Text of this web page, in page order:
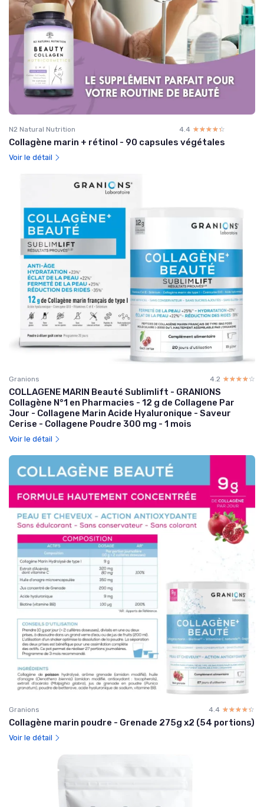
N2 Natural Nutrition 4.4 ☆☆☆☆☆
★★★★★
Collagène marin + rétinol - 90 capsules végétales
Voir le détail
Granions 4.2 ☆☆☆☆☆
★★★★★
COLLAGENE MARIN Beauté Sublimlift - GRANIONS
Collagène N°1 en Pharmacies - 12 g de Collagene Par
Jour - Collagene Marin Acide Hyaluronique - Saveur
Cerise - Collagene Poudre 300 mg - 1 mois
Voir le détail
Granions 4.4 ☆☆☆☆☆
★★★★★
Collagène marin poudre - Grenade 275g x2 (54 portions)
Voir le détail